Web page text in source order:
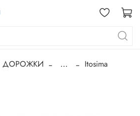
ДОРОЖКИ ... Itosima